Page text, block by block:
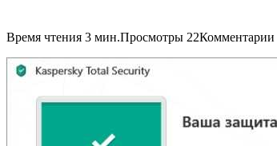
Время чтения 3 мин.Просмотры 22Комментарии